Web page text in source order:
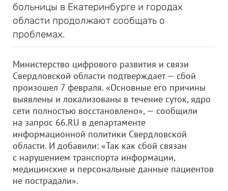
больницы в Екатеринбурге и городах
области продолжают сообщать о
проблемах.
Министерство цифрового развития и связи
Свердловской области подтверждает — сбой
произошел 7 февраля. «Основные его причины
выявлены и локализованы в течение суток, ядро
сети полностью восстановлено», — сообщили
на запрос 66.RU в департаменте
информационной политики Свердловской
области. И добавили: «Так как сбой связан
с нарушением транспорта информации,
медицинские и персональные данные пациентов
не пострадали».